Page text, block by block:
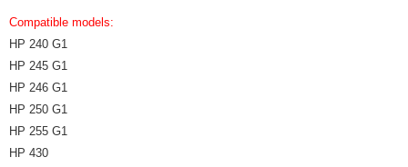
Compatible models:
HP 240 G1
HP 245 G1
HP 246 G1
HP 250 G1
HP 255 G1
HP 430